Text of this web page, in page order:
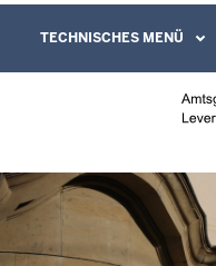
Leverkusen:
TECHNISCHES MENÜ